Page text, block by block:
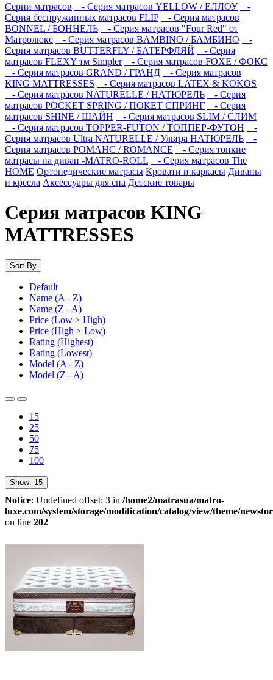
Серии матрасов
- Серия матрасов YELLOW / ЕЛЛОУ
-
Серия беспружинных матрасов FLIP
- Серия матрасов
BONNEL / БОННЕЛЬ
- Серия матрасов "Four Red" от
Матролюкс
- Серия матрасов BAMBINO / БАМБИНО
-
Серия матрасов BUTTERFLY / БАТЕРФЛЯЙ
- Серия
матрасов FLEXY тм Simpler
- Серия матрасов FOXE / ФОКС
- Серия матрасов GRAND / ГРАНД
- Серия матрасов
KING MATTRESSES
- Серия матрасов LATEX & KOKOS
- Серия матрасов NATURELLE / НАТЮРЕЛЬ
- Серия
матрасов POCKET SPRING / ПОКЕТ СПРИНГ
- Серия
матрасов SHINE / ШАЙН
- Серия матрасов SLIM / СЛИМ
- Серия матрасов TOPPER-FUTON / ТОППЕР-ФУТОН
-
Серия матрасов Ultra NATURELLE / Ультра НАТЮРЕЛЬ
-
Серия матрасов РОМАНС / ROMANCE
- Серия тонкие
матрасы на диван -MATRO-ROLL
- Серия матрасов The
HOME Ортопедические матрасы Кровати и каркасы Диваны
и кресла Аксессуары для сна Детские товары
Серия матрасов KING
MATTRESSES
Sort By
Default
Name (A - Z)
Name (Z - A)
Price (Low > High)
Price (High > Low)
Rating (Highest)
Rating (Lowest)
Model (A - Z)
Model (Z - A)
15
25
50
75
100
Show: 15
Notice: Undefined offset: 3 in /home2/matrasua/matro-
luxe.com/system/storage/modification/catalog/view/theme/
on line 202